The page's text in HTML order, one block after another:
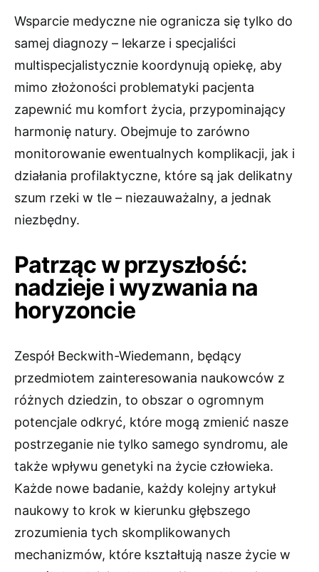
Wsparcie medyczne nie ogranicza się tylko do
samej diagnozy – lekarze i specjaliści
multispecjalistycznie koordynują opiekę, aby
mimo złożoności problematyki pacjenta
zapewnić mu komfort życia, przypominający
harmonię natury. Obejmuje to zarówno
monitorowanie ewentualnych komplikacji, jak i
działania profilaktyczne, które są jak delikatny
szum rzeki w tle – niezauważalny, a jednak
niezbędny.
Patrząc w przyszłość:
nadzieje i wyzwania na
horyzoncie
Zespół Beckwith-Wiedemann, będący
przedmiotem zainteresowania naukowców z
różnych dziedzin, to obszar o ogromnym
potencjale odkryć, które mogą zmienić nasze
postrzeganie nie tylko samego syndromu, ale
także wpływu genetyki na życie człowieka.
Każde nowe badanie, każdy kolejny artykuł
naukowy to krok w kierunku głębszego
zrozumienia tych skomplikowanych
mechanizmów, które kształtują nasze życie w